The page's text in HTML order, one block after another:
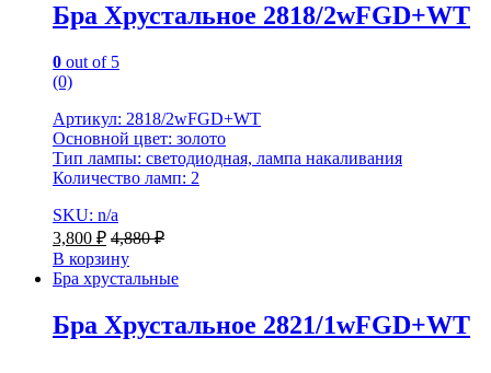
Бра Хрустальное 2818/2wFGD+WT
0 out of 5
(0)
Артикул: 2818/2wFGD+WT
Основной цвет: золото
Тип лампы: светодиодная, лампа накаливания
Количество ламп: 2
SKU: n/a
3,800 ₽ 4,880₽
В корзину
Бра хрустальные
Бра Хрустальное 2821/1wFGD+WT